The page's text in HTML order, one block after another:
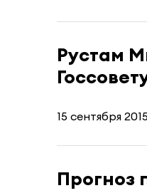
Рустам
15 сентября
Прогноз